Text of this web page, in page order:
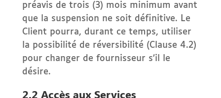
préavis de trois (3) mois minimum avant
que la suspension ne soit définitive. Le
Client pourra, durant ce temps, utiliser
la possibilité de réversibilité (Clause 4.2)
pour changer de fournisseur s’il le
désire.
2.2 Accès aux Services